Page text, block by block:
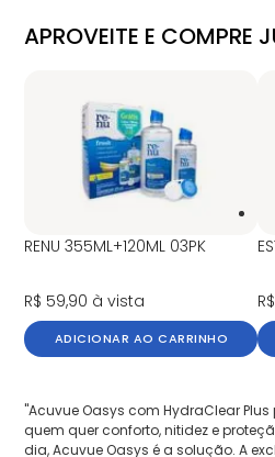
APROVEITE E COMPRE
RENU 355ML+120ML 03PK
R$ 59,90 à vista
ADICIONAR AO CARRINHO
"Acuvue Oasys com HydraClear
quem quer conforto, nitidez e
dia, Acuvue Oasys é a solução. A